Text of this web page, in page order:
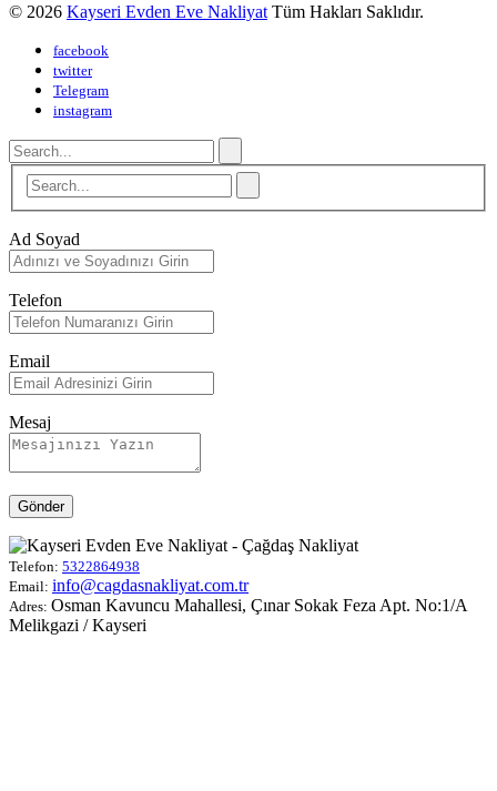
© 2026 Kayseri Evden Eve Nakliyat Tüm Hakları Saklıdır.
facebook
twitter
Telegram
instagram
Ad Soyad
Telefon
Email
Mesaj
Gönder
Telefon: 5322864938
Email: info@cagdasnakliyat.com.tr
Adres: Osman Kavuncu Mahallesi, Çınar Sokak Feza Apt. No:1/A
Melikgazi / Kayseri